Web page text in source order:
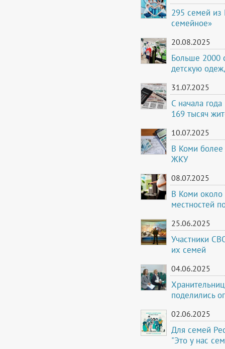
295 семей из
семейное»
20.08.2025
Больше 2000
детскую
31.07.2025
С начала
169 тысяч
10.07.2025
В Коми более
ЖКУ
08.07.2025
В Коми
местностей
25.06.2025
Участники
их семей
04.06.2025
поделились
02.06.2025
Для семей
"Это у нас